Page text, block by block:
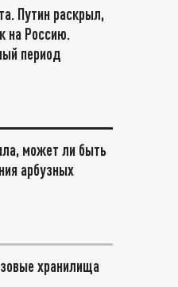
Путин раскрыл,
на Россию.
период
может ли быть
арбузных
хранилища